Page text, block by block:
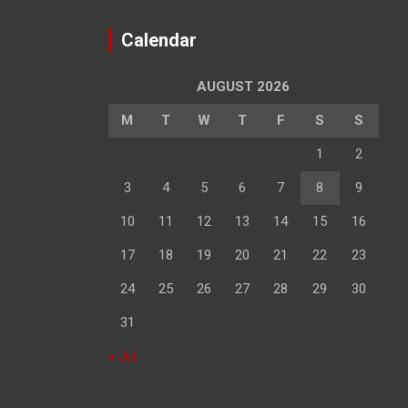
Calendar
AUGUST 2026
M T W T F S S
1 2
3 4 5 6 7 8 9
10 11 12 13 14 15 16
17 18 19 20 21 22 23
24 25 26 27 28 29 30
31
« Jul